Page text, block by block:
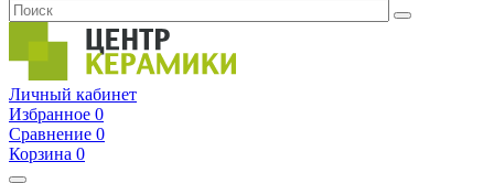
Личный кабинет
Избранное 0
Сравнение 0
Корзина 0